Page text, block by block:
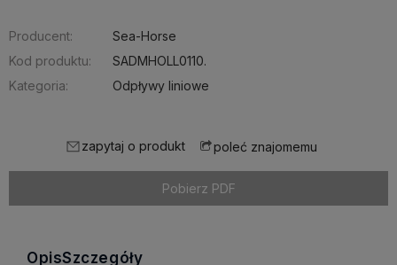
Producent:
Sea-Horse
Kod produktu:
SADMHOLL0110.
Kategoria:
Odpływy liniowe
zapytaj o produkt poleć znajomemu
Pobierz PDF
OpisSzczegóły